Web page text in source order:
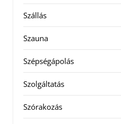
Szállás
Szauna
Szépségápolás
Szolgáltatás
Szórakozás